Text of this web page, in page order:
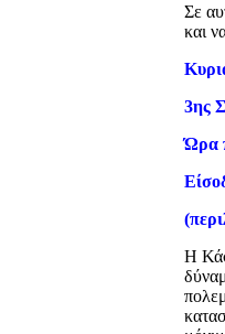
Σε
και
3ης
Ώρα
Η